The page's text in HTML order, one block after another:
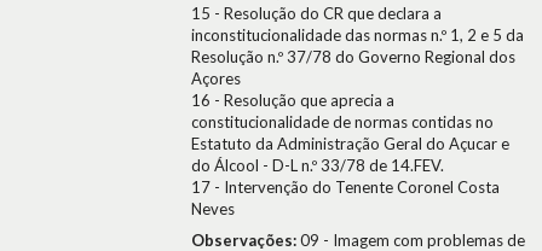
15 - Resolução do CR que declara a
inconstitucionalidade das normas n.º 1, 2 e 5 da
Resolução n.º 37/78 do Governo Regional dos
Açores
16 - Resolução que aprecia a
constitucionalidade de normas contidas no
Estatuto da Administração Geral do Açucar e
do Álcool - D-L n.º 33/78 de 14.FEV.
17 - Intervenção do Tenente Coronel Costa
Neves
Observações:09 - Imagem com problemas de